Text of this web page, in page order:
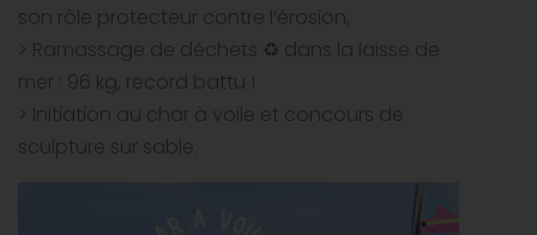
son rôle protecteur contre l’érosion,
> Ramassage de déchets ♻️ dans la laisse de
mer : 96 kg, record battu !
> Initiation au char à voile et concours de
sculpture sur sable.